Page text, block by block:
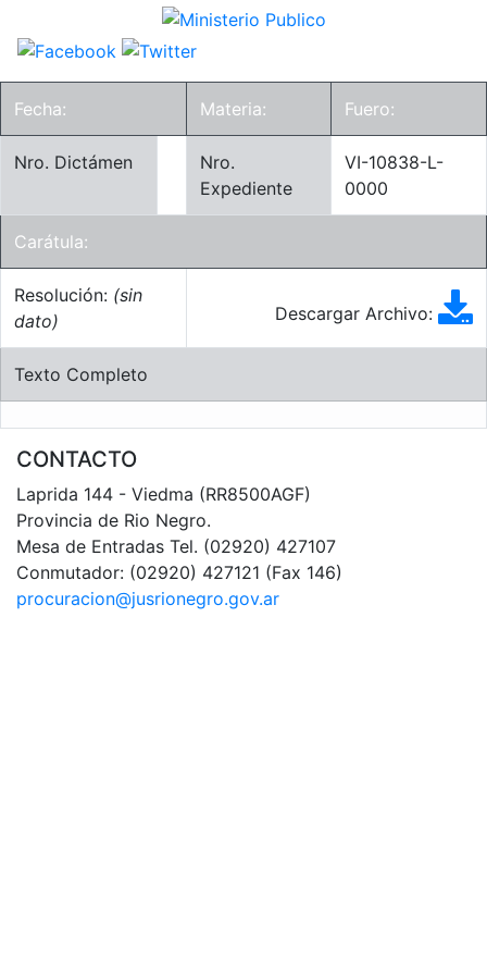
Fecha: Materia: Fuero:
Nro. Dictámen
Nro.
Expediente
VI-10838-L-
0000
Carátula:
Resolución: (sin
dato)
Descargar Archivo:
Texto Completo
CONTACTO
Laprida 144 - Viedma (RR8500AGF)
Provincia de Rio Negro.
Mesa de Entradas Tel. (02920) 427107
Conmutador: (02920) 427121 (Fax 146)
procuracion@jusrionegro.gov.ar